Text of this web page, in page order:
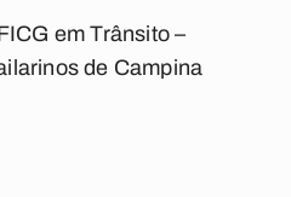
em Trânsito –
de Campina